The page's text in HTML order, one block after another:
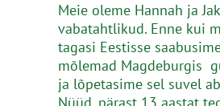
Meie oleme Hannah ja
vabatahtlikud. Enne kui
tagasi Eestisse
mõlemad Magdeburgis
ja lõpetasime sel suvel